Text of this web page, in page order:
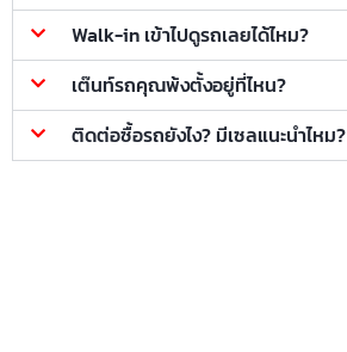
Walk-in เข้าไปดูรถเลยได้ไหม?
เต๊นท์รถคุณพ้งตั้งอยู่ที่ไหน?
ติดต่อซื้อรถยังไง? มีเซลแนะนำไหม?